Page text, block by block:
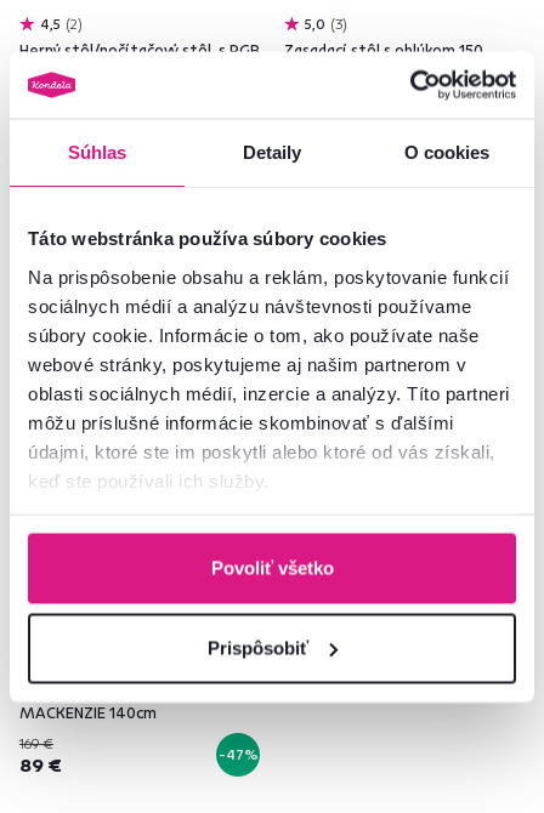
Súhlas Detaily O cookies
Táto webstránka používa súbory cookies
Na prispôsobenie obsahu a reklám, poskytovanie funkcií
sociálnych médií a analýzu návštevnosti používame
súbory cookie. Informácie o tom, ako používate naše
webové stránky, poskytujeme aj našim partnerom v
oblasti sociálnych médií, inzercie a analýzy. Títo partneri
môžu príslušné informácie skombinovať s ďalšími
údajmi, ktoré ste im poskytli alebo ktoré od vás získali,
keď ste používali ich služby.
Povoliť všetko
Prispôsobiť
4,5 2
Herný stôl/počítačový stôl, s RGB
LED osvetlením, čierna/červená,
MACKENZIE 120cm
5,0 3
Zasadací stôl s oblúkom 150,
čerešňa, TEMPO ASISTENT NEW
89 €
3 Farba - detailná
LED osvetlením, čierna/červená,
MACKENZIE 140cm
169 €
89 € -47%